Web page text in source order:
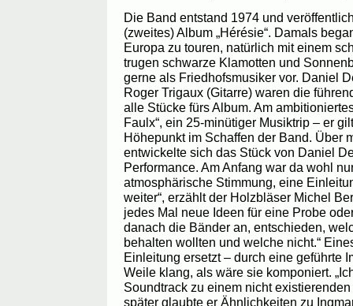
Die Band entstand 1974 und
(zweites) Album „Hérésie“. Damals
Europa zu touren, natürlich mit einem
trugen schwarze Klamotten und
gerne als Friedhofsmusiker vor. Daniel
Roger Trigaux (Gitarre) waren die
alle Stücke fürs Album. Am
Faulx“, ein 25-minütiger Musiktrip – er
Höhepunkt im Schaffen der Band. Über
entwickelte sich das Stück von Daniel
Performance. Am Anfang war da wohl
atmosphärische Stimmung, eine
weiter“, erzählt der Holzbläser Michel
jedes Mal neue Ideen für eine Probe
danach die Bänder an, entschieden,
behalten wollten und welche nicht.“
Einleitung ersetzt – durch eine geführte
Weile klang, als wäre sie komponiert.
Soundtrack zu einem nicht
später glaubte er Ähnlichkeiten zu